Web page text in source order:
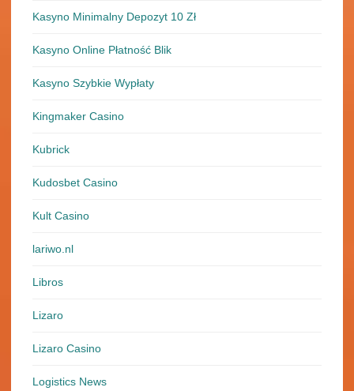
Kasyno Minimalny Depozyt 10 Zł
Kasyno Online Płatność Blik
Kasyno Szybkie Wypłaty
Kingmaker Casino
Kubrick
Kudosbet Casino
Kult Casino
lariwo.nl
Libros
Lizaro
Lizaro Casino
Logistics News